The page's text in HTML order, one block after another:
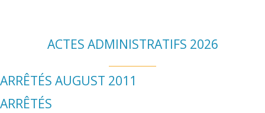
ACTES ADMINISTRATIFS 2026
ARRÊTÉS AUGUST 2011
ARRÊTÉS